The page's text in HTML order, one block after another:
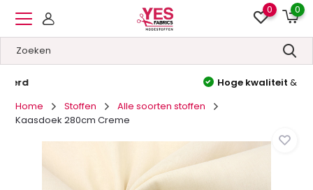
0 0
Lage prijzen
Home
Stoffen
Alle soorten stoffen
Kaasdoek 280cm Creme